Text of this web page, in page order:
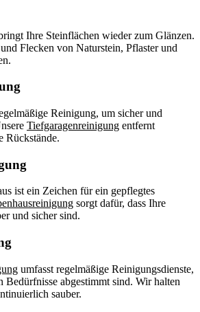
Ihre Steinflächen wieder zum Glänzen.
Flecken von Naturstein, Pflaster und
Reinigung, um sicher und
Tiefgaragenreinigung entfernt
Rückstände.
ist ein Zeichen für ein gepflegtes
sorgt dafür, dass Ihre
und sicher sind.
umfasst regelmäßige Reinigungsdienste,
Bedürfnisse abgestimmt sind. Wir halten
sauber.